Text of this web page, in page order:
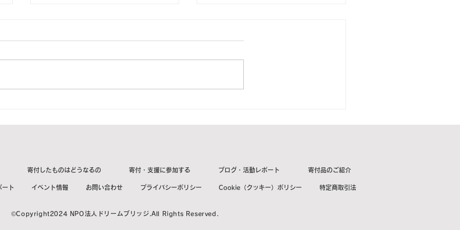
村W様より1箱をご寄付頂き
村H様より1箱をご寄付頂き
寄付したものはどうなるの 寄付・支援に参加する ブログ・活動レポート 寄付品のご紹介
ート イベント情報 お問い合わせ プライバシーポリシー Cookie（クッキー）ポリシー 特定商取引法
©Copyright2024 NPO法人ドリームブリッジ.All Rights Reserved.